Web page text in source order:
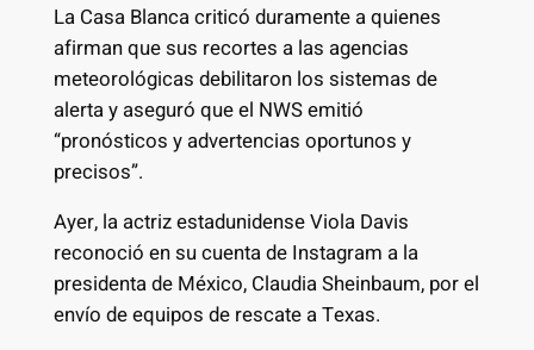
La Casa Blanca criticó duramente a quienes
afirman que sus recortes a las agencias
meteorológicas debilitaron los sistemas de
alerta y aseguró que el NWS emitió
“pronósticos y advertencias oportunos y
precisos”.
Ayer, la actriz estadunidense Viola Davis
reconoció en su cuenta de Instagram a la
presidenta de México, Claudia Sheinbaum, por el
envío de equipos de rescate a Texas.